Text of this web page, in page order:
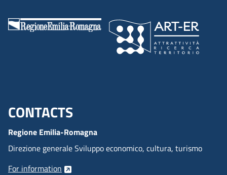
Menu footer inglese
CONTACTS
Regione Emilia-Romagna
Direzione generale Sviluppo economico, cultura, turismo
For information